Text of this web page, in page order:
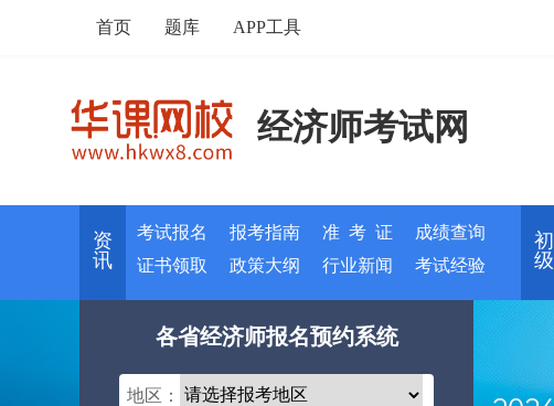
首页 题库 APP工具
经济师考试网
资
讯
考试报名 报考指南 准 考 证
成绩查询
证书领取
政策大纲 行业新闻 考试经验
初
级
各省经济师报名预约系统
地区：